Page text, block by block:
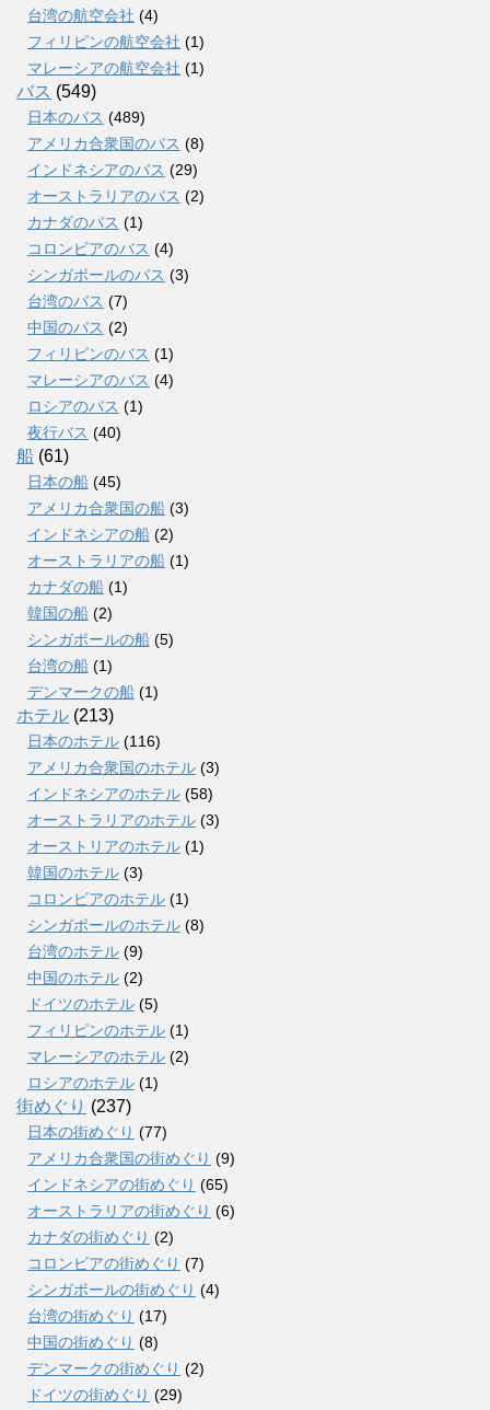
台湾の航空会社 (4)
フィリピンの航空会社 (1)
マレーシアの航空会社 (1)
バス (549)
日本のバス (489)
アメリカ合衆国のバス (8)
インドネシアのバス (29)
オーストラリアのバス (2)
カナダのバス (1)
コロンビアのバス (4)
シンガポールのバス (3)
台湾のバス (7)
中国のバス (2)
フィリピンのバス (1)
マレーシアのバス (4)
ロシアのバス (1)
夜行バス (40)
船 (61)
日本の船 (45)
アメリカ合衆国の船 (3)
インドネシアの船 (2)
オーストラリアの船 (1)
カナダの船 (1)
韓国の船 (2)
シンガポールの船 (5)
台湾の船 (1)
デンマークの船 (1)
ホテル (213)
日本のホテル (116)
アメリカ合衆国のホテル (3)
インドネシアのホテル (58)
オーストラリアのホテル (3)
オーストリアのホテル (1)
韓国のホテル (3)
コロンビアのホテル (1)
シンガポールのホテル (8)
台湾のホテル (9)
中国のホテル (2)
ドイツのホテル (5)
フィリピンのホテル (1)
マレーシアのホテル (2)
ロシアのホテル (1)
街めぐり (237)
日本の街めぐり (77)
アメリカ合衆国の街めぐり (9)
インドネシアの街めぐり (65)
オーストラリアの街めぐり (6)
カナダの街めぐり (2)
コロンビアの街めぐり (7)
シンガポールの街めぐり (4)
台湾の街めぐり (17)
中国の街めぐり (8)
デンマークの街めぐり (2)
ドイツの街めぐり (29)